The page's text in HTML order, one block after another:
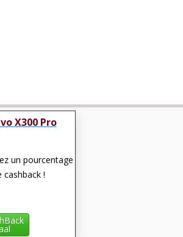
X300 Pro
un pourcentage
cashback !